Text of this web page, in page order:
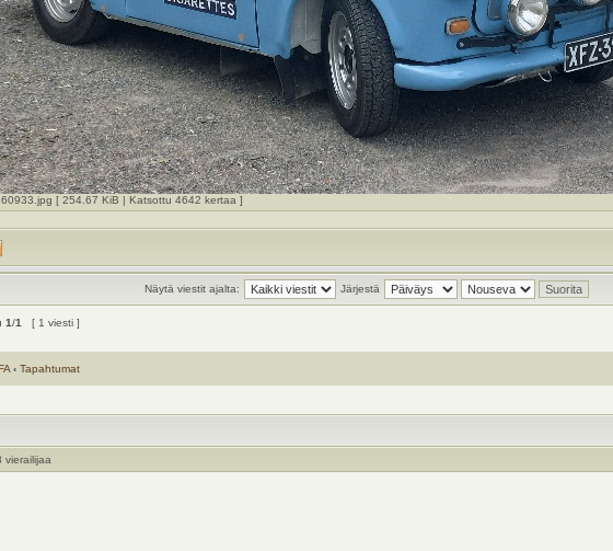
[ 254.67 KiB | Katsottu 4642 kertaa ]
Näytä viestit ajalta: Järjestä
1/1 [ 1 viesti ]
‹ Tapahtumat
vierailijaa